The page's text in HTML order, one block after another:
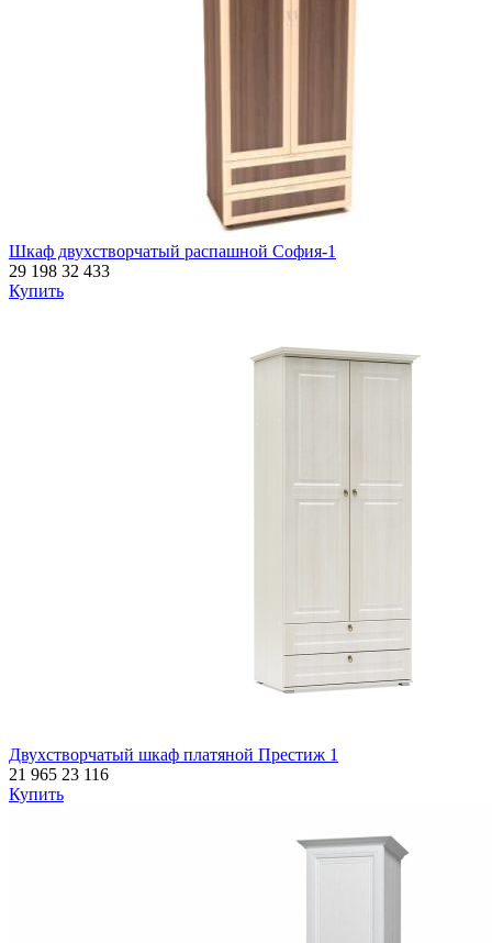
Шкаф двухстворчатый распашной София-1
29 198 32 433
Купить
Двухстворчатый шкаф платяной Престиж 1
21 965 23 116
Купить